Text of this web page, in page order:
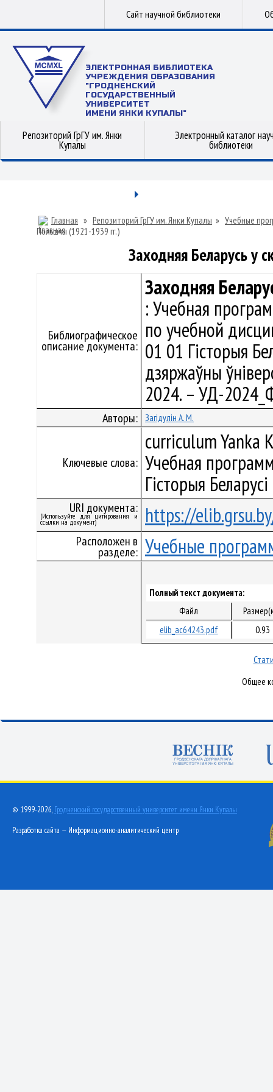
Сайт научной библиотеки
ЭЛЕКТРОННАЯ БИБЛИОТЕКА
УЧРЕЖДЕНИЯ ОБРАЗОВАНИЯ
"ГРОДНЕНСКИЙ
ГОСУДАРСТВЕННЫЙ
УНИВЕРСИТЕТ
ИМЕНИ ЯНКИ КУПАЛЫ"
Репозиторий ГрГУ им. Янки
Купалы
Электронный каталог
библиотеки
Главная » Репозиторий ГрГУ им. Янки Купалы » Учебные
Польшчы (1921-1939 гг.)
Заходняя Беларусь у
Библиографическое
описание документа:
Заходняя
: Учебная
по учебной
01 01 Гiсторыя
дзяржаўны
2024. – УД-
Авторы: Загідулін А. М.
Ключевые слова:
curriculum Yanka
Учебная
Гiсторыя Беларусі
URI документа:
(Используйте для цитирования и
ссылки на документ) https://
Расположен в
разделе: Учебные
Полный текст документа:
Файл
elib_ac64243.pdf
0.93
Общее
© 1999-2026, Гродненский государственный университет имени Янки Купалы
Разработка сайта — Информационно-аналитический центр